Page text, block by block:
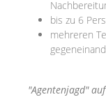
bis zu 6
mehreren
"Agentenjagd"